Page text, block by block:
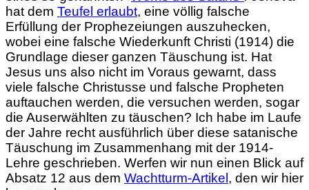
hat dem Teufel erlaubt, eine völlig falsche
Erfüllung der Prophezeiungen auszuhecken,
wobei eine falsche Wiederkunft Christi (1914) die
Grundlage dieser ganzen Täuschung ist. Hat
Jesus uns also nicht im Voraus gewarnt, dass
viele falsche Christusse und falsche Propheten
auftauchen werden, die versuchen werden, sogar
die Auserwählten zu täuschen? Ich habe im Laufe
der Jahre recht ausführlich über diese satanische
Täuschung im Zusammenhang mit der 1914-
Lehre geschrieben. Werfen wir nun einen Blick auf
Absatz 12 aus dem Wachtturm-Artikel, den wir hier